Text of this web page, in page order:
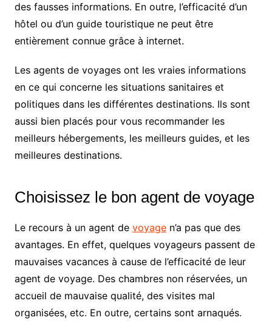
des fausses informations. En outre, l’efficacité d’un
hôtel ou d’un guide touristique ne peut être
entièrement connue grâce à internet.
Les agents de voyages ont les vraies informations
en ce qui concerne les situations sanitaires et
politiques dans les différentes destinations. Ils sont
aussi bien placés pour vous recommander les
meilleurs hébergements, les meilleurs guides, et les
meilleures destinations.
Choisissez le bon agent de voyage
Le recours à un agent de voyagen’a pas que des
avantages. En effet, quelques voyageurs passent de
mauvaises vacances à cause de l’efficacité de leur
agent de voyage. Des chambres non réservées, un
accueil de mauvaise qualité, des visites mal
organisées, etc. En outre, certains sont arnaqués.